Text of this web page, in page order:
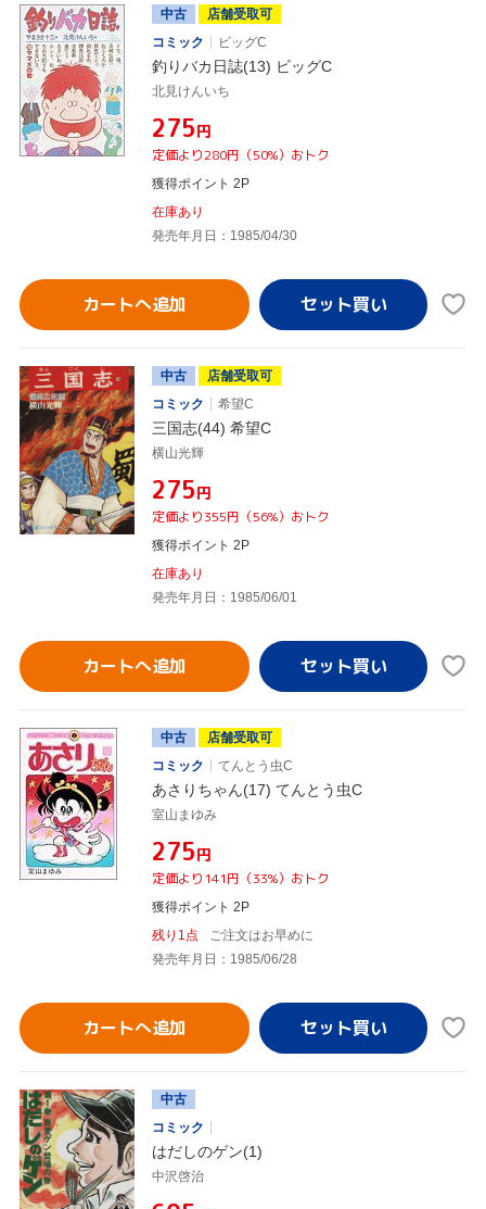
中古
店舗受取可
コミック
ビッグC
釣りバカ日誌(13) ビッグC
北見けんいち
¥275円
定価より280円（50%）おトク
獲得ポイント 2P
在庫あり
発売年月日：1985/04/30
カートへ追加
中古
店舗受取可
コミック
希望C
三国志(44) 希望C
横山光輝
¥275円
定価より355円（56%）おトク
獲得ポイント 2P
在庫あり
発売年月日：1985/06/01
カートへ追加
中古
店舗受取可
コミック
てんとう虫C
あさりちゃん(17) てんとう虫C
室山まゆみ
¥275円
定価より141円（33%）おトク
獲得ポイント 2P
残り1点
ご注文はお早めに
発売年月日：1985/06/28
カートへ追加
中古
コミック
はだしのゲン(1)
中沢啓治